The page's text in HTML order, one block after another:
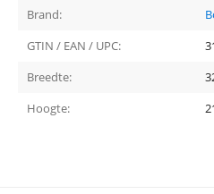
Brand:
GTIN / EAN / UPC:
Breedte:
Hoogte: